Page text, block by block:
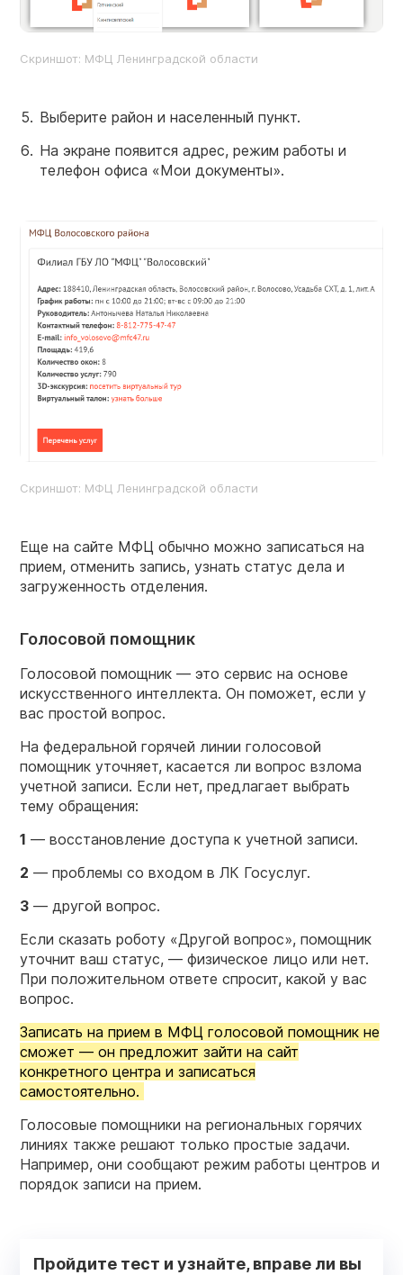
Скриншот: МФЦ Ленинградской области
Выберите район и населенный пункт.
На экране появится адрес, режим работы и
телефон офиса «Мои документы».
Скриншот: МФЦ Ленинградской области
Еще на сайте МФЦ обычно можно записаться на
прием, отменить запись, узнать статус дела и
загруженность отделения.
Голосовой помощник
Голосовой помощник — это сервис на основе
искусственного интеллекта. Он поможет, если у
вас простой вопрос.
На федеральной горячей линии голосовой
помощник уточняет, касается ли вопрос взлома
учетной записи. Если нет, предлагает выбрать
тему обращения:
1 — восстановление доступа к учетной записи.
2 — проблемы со входом в ЛК Госуслуг.
3 — другой вопрос.
Если сказать роботу «Другой вопрос», помощник
уточнит ваш статус, — физическое лицо или нет.
При положительном ответе спросит, какой у вас
вопрос.
Записать на прием в МФЦ голосовой помощник не
сможет — он предложит зайти на сайт
конкретного центра и записаться
самостоятельно.
Голосовые помощники на региональных горячих
линиях также решают только простые задачи.
Например, они сообщают режим работы центров и
порядок записи на прием.
Пройдите тест и узнайте, вправе ли вы